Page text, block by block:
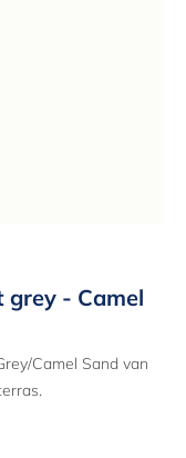
grey - Camel
Camel Sand van